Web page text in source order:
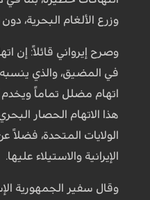
وزرع الألغام البحرية،
وصرح إيرواني قائلاً: إن
في المضيق، والذي
اتهام مضلل تماماً
هذا الاتهام الحصار
الولايات المتحدة،
الإيرانية والاستيلاء عليها.
وقال سفير الجمهورية